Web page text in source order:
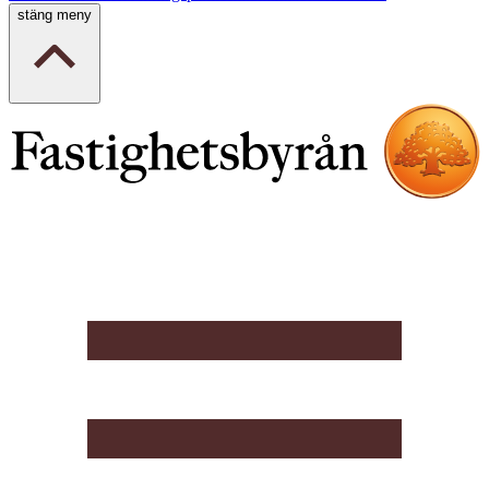
stäng meny